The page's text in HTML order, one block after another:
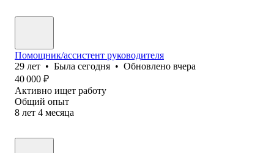
Помощник/ассистент руководителя
29 лет • Была сегодня • Обновлено вчера
40 000 ₽
Активно ищет работу
Общий опыт
8 лет 4 месяца